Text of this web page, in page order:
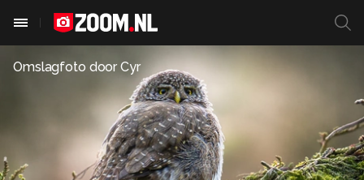
Omslagfoto doorCyr